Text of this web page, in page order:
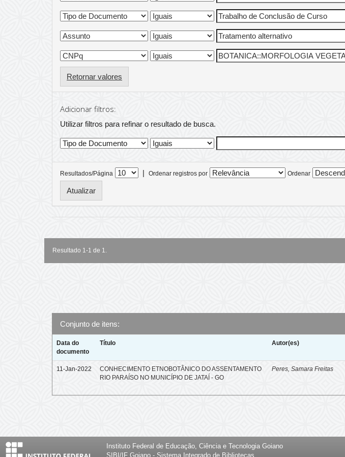
Retornar valores
Adicionar filtros:
Utilizar filtros para refinar o resultado de busca.
Resultados/Página | Ordenar registros por Ordenar
Resultado 1-1 de 1.
Conjunto de itens:
Data do
documento
Título Autor(es)
11-Jan-2022
CONHECIMENTO ETNOBOTÂNICO DO ASSENTAMENTO
RIO PARAÍSO NO MUNICÍPIO DE JATAÍ - GO
Peres, Samara Freitas
Instituto Federal de Educação, Ciência e Tecnologia Goiano
SIBI/IF Goiano - Sistema Integrado de Bibliotecas